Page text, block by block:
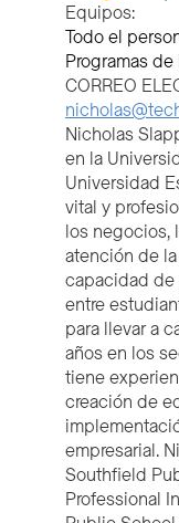
Equipos:
Todo el
Programas
CORREO
Nicholas
en la
Universidad
vital y
los negocios,
atención de
capacidad de
entre
para llevar a
años en los
tiene
creación de
empresarial.
Southfield
Professional